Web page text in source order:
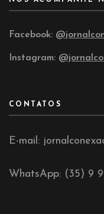
Facebook:
Instagram:
CONTATOS
E-mail:
WhatsApp: (35) 9